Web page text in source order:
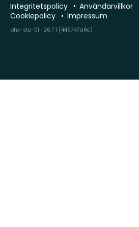
Integritetspolicy
Användarvillkor
Cookiepolicy
Impressum
phx-sto-01 · 26.7.1 (449747a8c)